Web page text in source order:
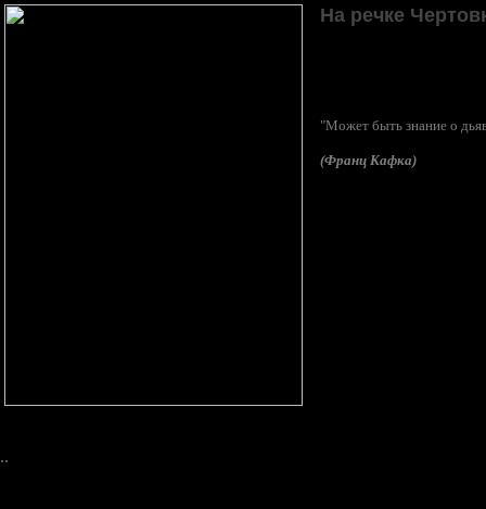
На речке
"Может быть знание о
(Франц Кафка)
..